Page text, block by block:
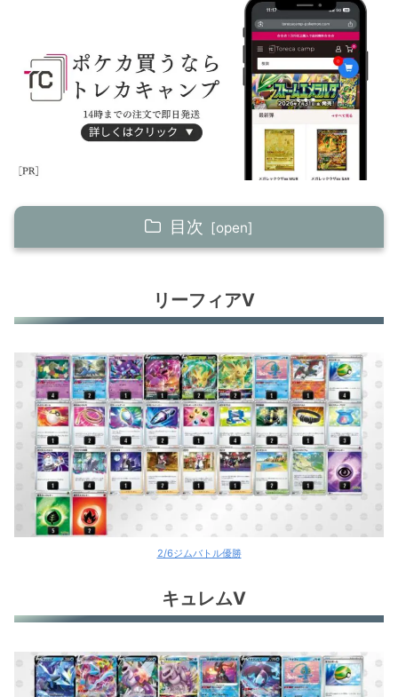
目次
オリジンパルキアV
ゼラオラV
コライドンex
コノヨザル
ジュラルドンV
アルセウスV+ブラッキーV
リーフィアV
2/6ジムバトル優勝
キュレムV